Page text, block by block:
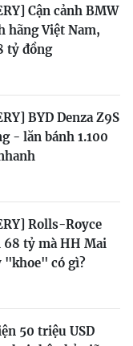
Cận cảnh BMW
hãng Việt Nam,
tỷ đồng
BYD Denza Z9S
- lăn bánh 1.100
Rolls-Royce
68 tỷ mà HH Mai
"khoe" có gì?
50 triệu USD